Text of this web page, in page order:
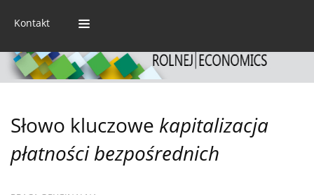
Kontakt
Słowo kluczowe kapitalizacja
płatności bezpośrednich